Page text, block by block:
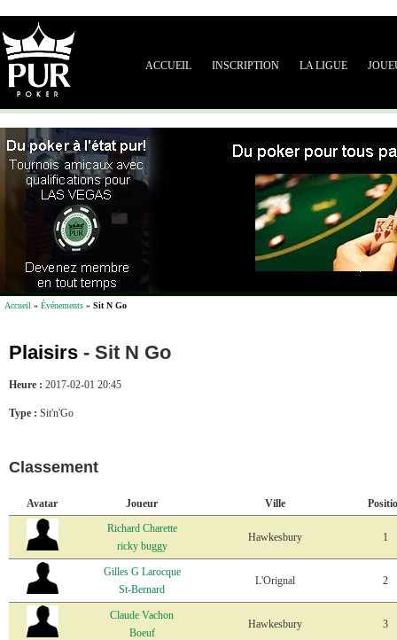
ACCUEIL INSCRIPTION LA LIGUE
Accueil » Événements » Sit N Go
Plaisirs - Sit N Go
Heure : 2017-02-01 20:45
Type : Sit'n'Go
Classement
Avatar Joueur Ville
Richard Charette
ricky buggy
Hawkesbury 1
Gilles G Larocque
St-Bernard
L'Orignal 2
Claude Vachon
Boeuf
Hawkesbury 3